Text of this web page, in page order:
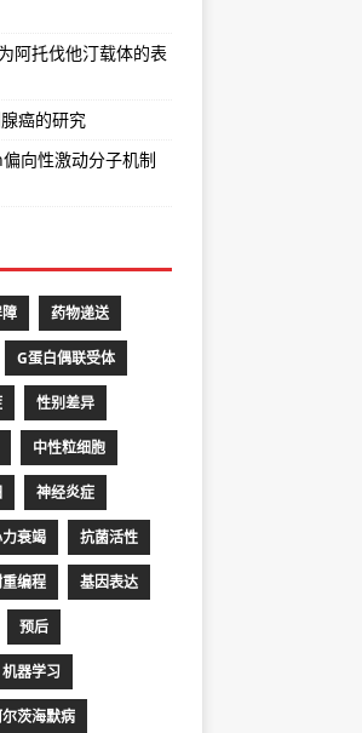
阿托伐他汀载体的表
癌的研究
向性激动分子机制
药物递送
G蛋白偶联受体
性别差异
中性粒细胞
神经炎症
衰竭 抗菌活性
编程 基因表达
预后
机器学习
尔茨海默病